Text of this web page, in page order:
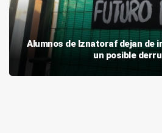
Alumnos de Iznatoraf dejan de
un posible